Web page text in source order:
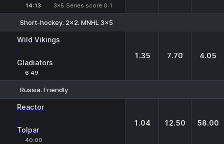
14:13 3x5 Series score 0:1
Short-hockey. 2x2. MNHL 3x5
Wild Vikings
-
Gladiators
6:49
1.35 7.70 4.05
Russia. Friendly
Reactor
-
Tolpar
40:00
1.04 12.50 58.00